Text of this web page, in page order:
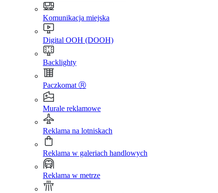
Komunikacja miejska
Digital OOH (DOOH)
Backlighty
Paczkomat Ⓡ
Murale reklamowe
Reklama na lotniskach
Reklama w galeriach handlowych
Reklama w metrze